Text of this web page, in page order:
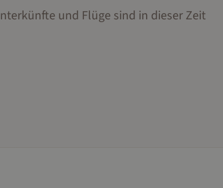
und Flüge sind in dieser Zeit